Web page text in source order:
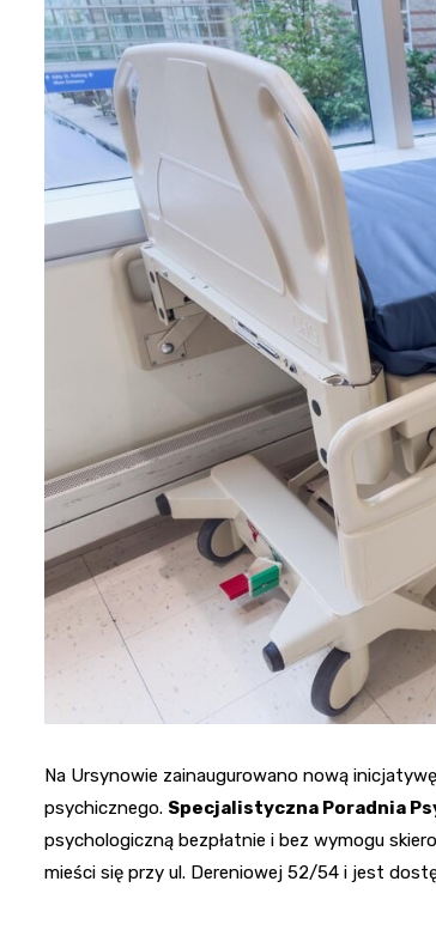
Na Ursynowie zainaugurowano nową
psychicznego. Specjalistyczna Poradnia
psychologiczną bezpłatnie i bez wymogu
mieści się przy ul. Dereniowej 52/54 i jest